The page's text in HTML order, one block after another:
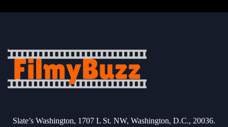
Slate’s Washington, 1707 L St. NW, Washington, D.C., 20036.